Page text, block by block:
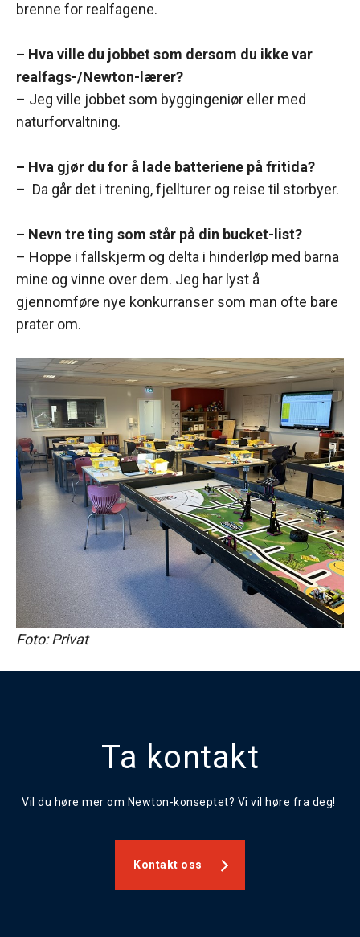
brenne for realfagene.
– Hva ville du jobbet som dersom du ikke var
realfags-/Newton-lærer?
– Jeg ville jobbet som byggingeniør eller med
naturforvaltning.
– Hva gjør du for å lade batteriene på fritida?
– Da går det i trening, fjellturer og reise til storbyer.
– Nevn tre ting som står på din bucket-list?
– Hoppe i fallskjerm og delta i hinderløp med barna
mine og vinne over dem. Jeg har lyst å
gjennomføre nye konkurranser som man ofte bare
prater om.
Foto: Privat
Ta kontakt
Vil du høre mer om Newton-konseptet? Vi vil høre fra deg!
Kontakt oss